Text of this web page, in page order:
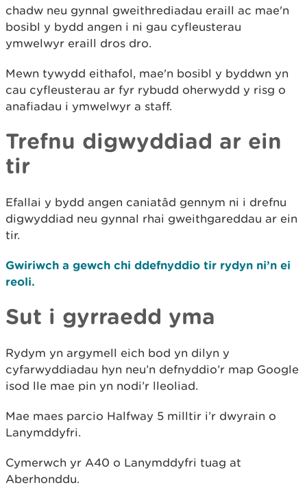
chadw neu gynnal gweithrediadau eraill ac mae'n
bosibl y bydd angen i ni gau cyfleusterau
ymwelwyr eraill dros dro.
Mewn tywydd eithafol, mae'n bosibl y byddwn yn
cau cyfleusterau ar fyr rybudd oherwydd y risg o
anafiadau i ymwelwyr a staff.
Trefnu digwyddiad ar ein
tir
Efallai y bydd angen caniatâd gennym ni i drefnu
digwyddiad neu gynnal rhai gweithgareddau ar ein
tir.
Gwiriwch a gewch chi ddefnyddio tir rydyn ni’n ei
reoli.
Sut i gyrraedd yma
Rydym yn argymell eich bod yn dilyn y
cyfarwyddiadau hyn neu’n defnyddio’r map Google
isod lle mae pin yn nodi’r lleoliad.
Mae maes parcio Halfway 5 milltir i’r dwyrain o
Lanymddyfri.
Cymerwch yr A40 o Lanymddyfri tuag at
Aberhonddu.